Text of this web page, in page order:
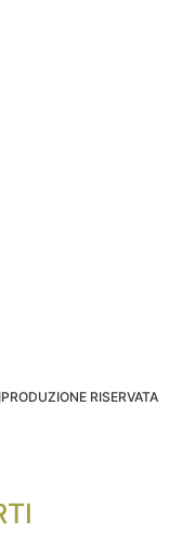
RISERVATA